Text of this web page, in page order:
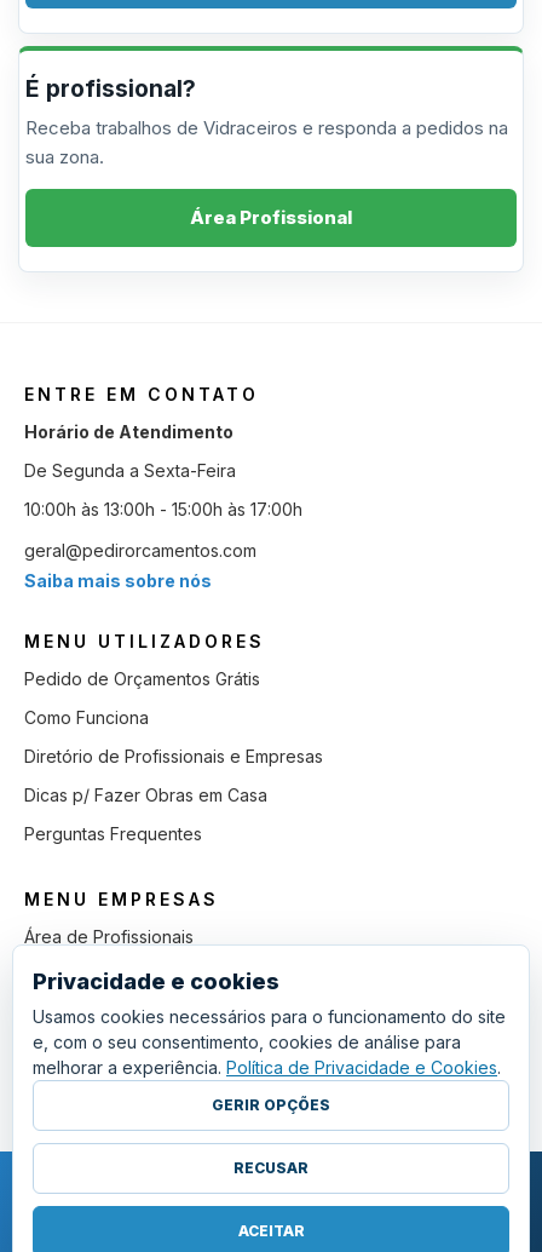
É profissional?
Receba trabalhos de Vidraceiros e responda a pedidos na
sua zona.
Área Profissional
ENTRE EM CONTATO
Horário de Atendimento
De Segunda a Sexta-Feira
10:00h às 13:00h - 15:00h às 17:00h
geral@pedirorcamentos.com
Saiba mais sobre nós
MENU UTILIZADORES
Pedido de Orçamentos Grátis
Como Funciona
Diretório de Profissionais e Empresas
Dicas p/ Fazer Obras em Casa
Perguntas Frequentes
MENU EMPRESAS
Área de Profissionais
Como Funciona
Lista de Pedidos em Aberto
Como Ganhar mais Obras
Perguntas Frequentes
COPYRIGHT © 2011 - 2026 SGSI. TODOS OS DIREITOS RESERVADOS.
POLÍTICA DE PRIVACIDADE E COOKIES
Privacidade e cookies
Usamos cookies necessários para o funcionamento do site
e, com o seu consentimento, cookies de análise para
melhorar a experiência. Política de Privacidade e Cookies.
GERIR OPÇÕES
RECUSAR
ACEITAR